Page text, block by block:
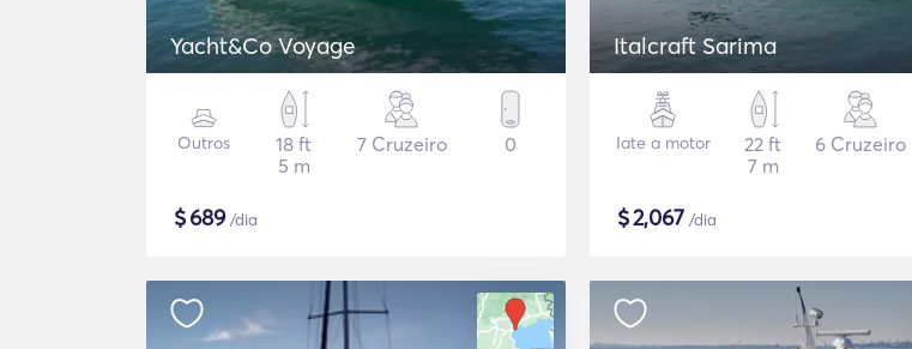
Yacht&Co Voyage
Outros
18 ft
5 m
7 Cruzeiro 0
$689/dia
Italcraft Sarima
Iate a motor
22 ft
7 m
6 Cruzeiro
$2,067 /dia